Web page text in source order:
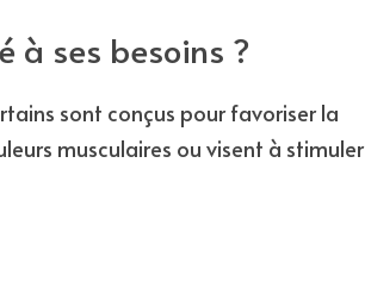
à ses besoins ?
sont conçus pour favoriser la
musculaires ou visent à stimuler